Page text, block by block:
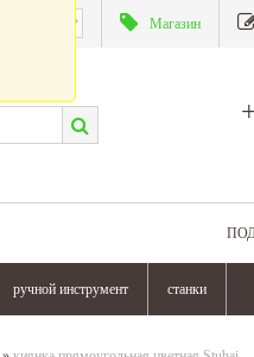
Магазин
ручной инструмент станки